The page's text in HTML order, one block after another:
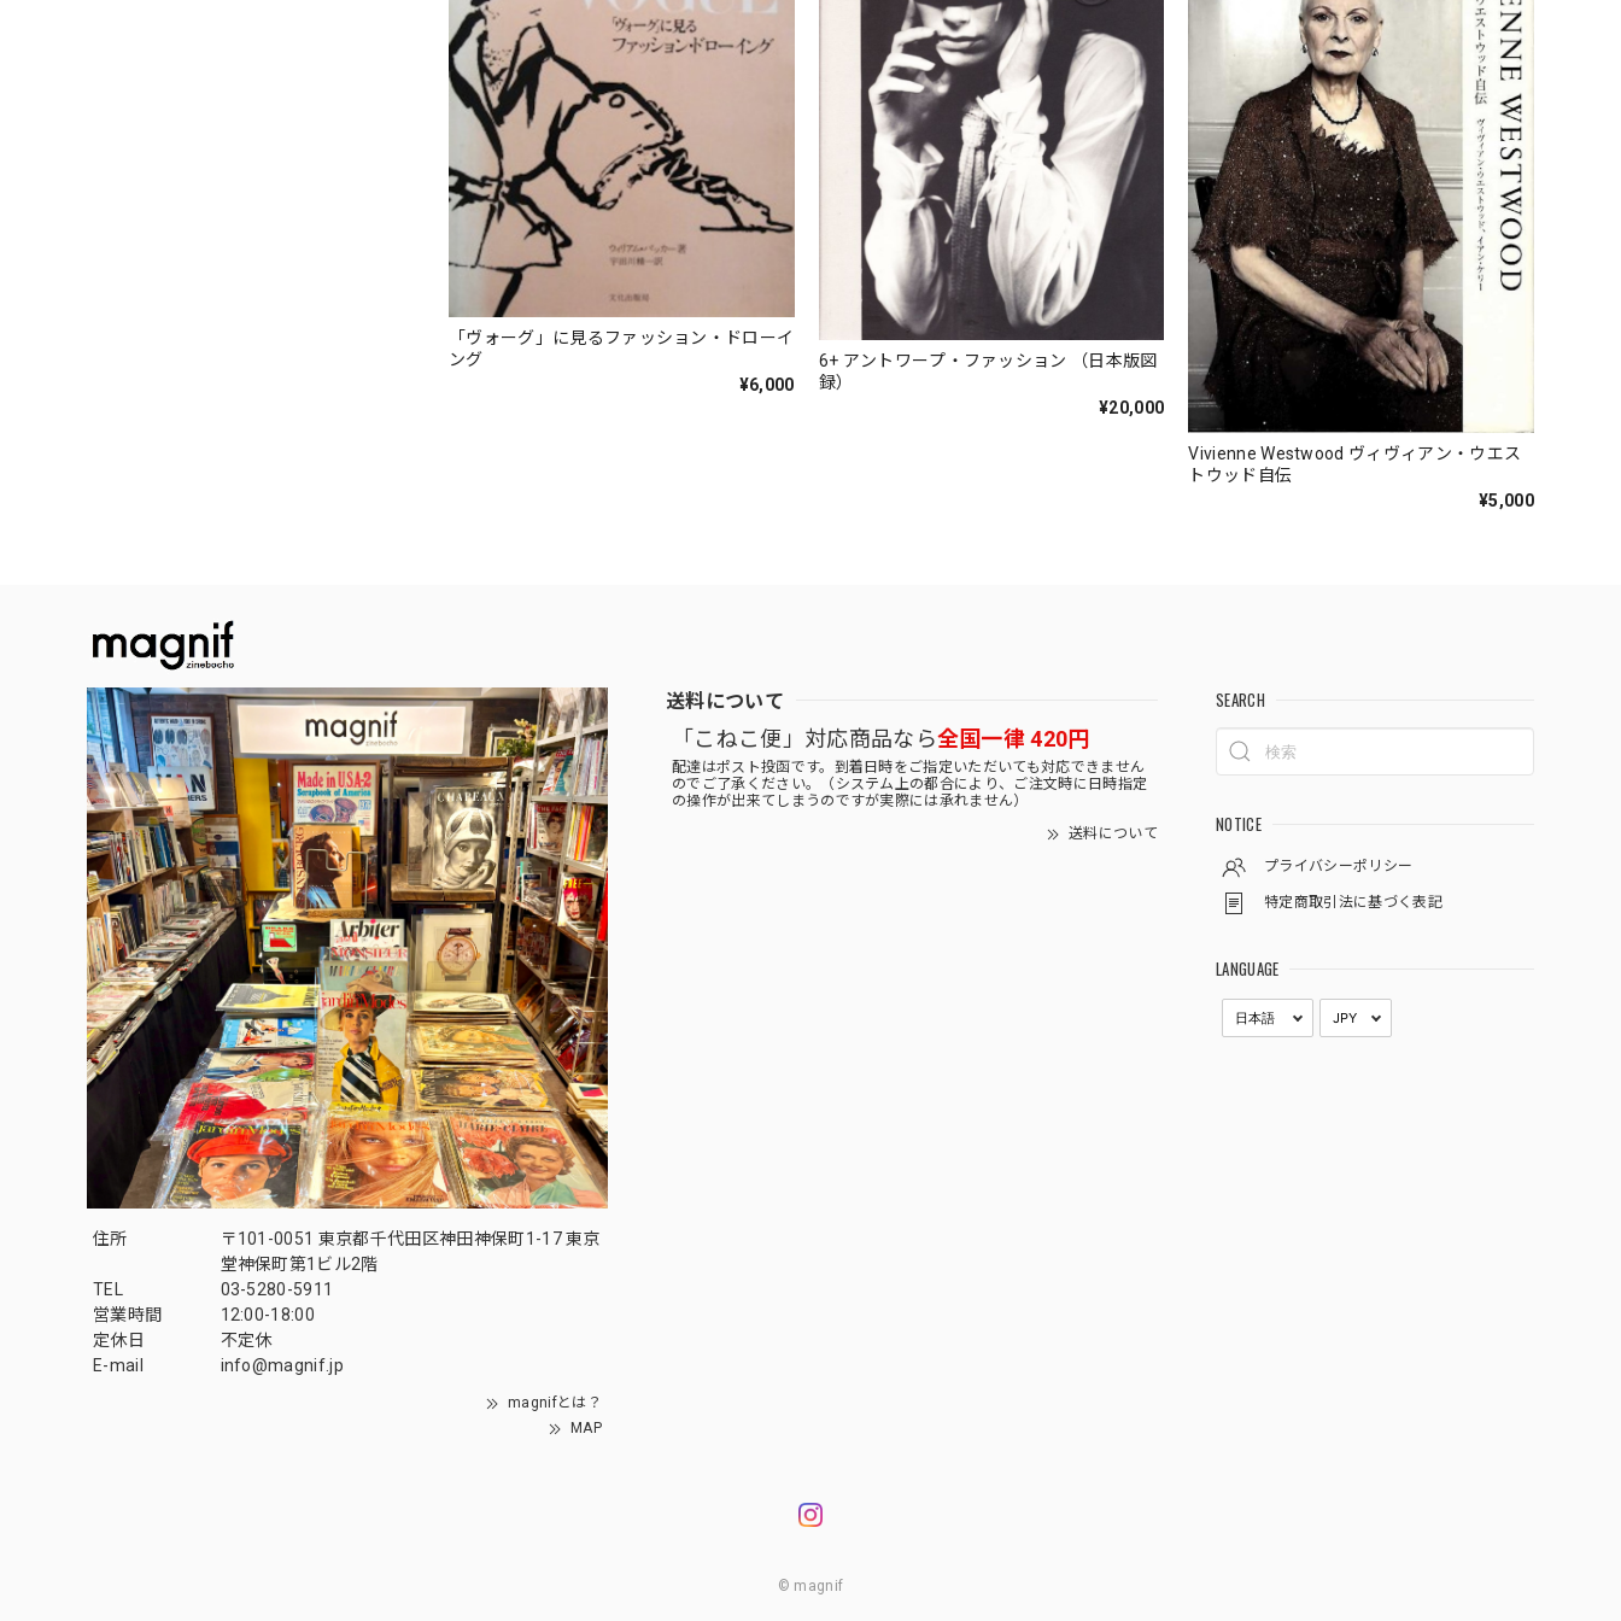
「ヴォーグ」に見るファッション・ドローイ
ング
¥6,000
6+ アントワープ・ファッション （日本版図
録）
¥20,000
Vivienne Westwood ヴィヴィアン・ウエス
トウッド自伝
¥5,000
住所
〒101-0051 東京都千代田区神田神保町1-17 東京
堂神保町第1ビル2階
TEL
03-5280-5911
営業時間
12:00-18:00
定休日
不定休
E-mail
info@magnif.jp
magnifとは？
MAP
送料について
「こねこ便」対応商品なら全国一律 420円
配達はポスト投函です。到着日時をご指定いただいても対応できません
のでご了承ください。（システム上の都合により、ご注文時に日時指定
の操作が出来てしまうのですが実際には承れません）
送料について
SEARCH
NOTICE
プライバシーポリシー
特定商取引法に基づく表記
LANGUAGE
© magnif